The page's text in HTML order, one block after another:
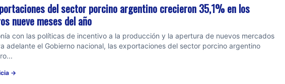
del sector porcino argentino crecieron 35,1% en los
nueve meses del año
con las políticas de incentivo a la producción y la apertura de nuevos mercados
adelante el Gobierno nacional, las exportaciones del sector porcino argentino
→